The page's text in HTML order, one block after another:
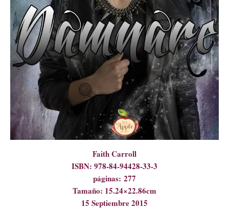
Faith Carroll
ISBN: 978-84-94428-33-3
páginas: 277
Tamaño: 15.24×22.86cm
15 Septiembre 2015